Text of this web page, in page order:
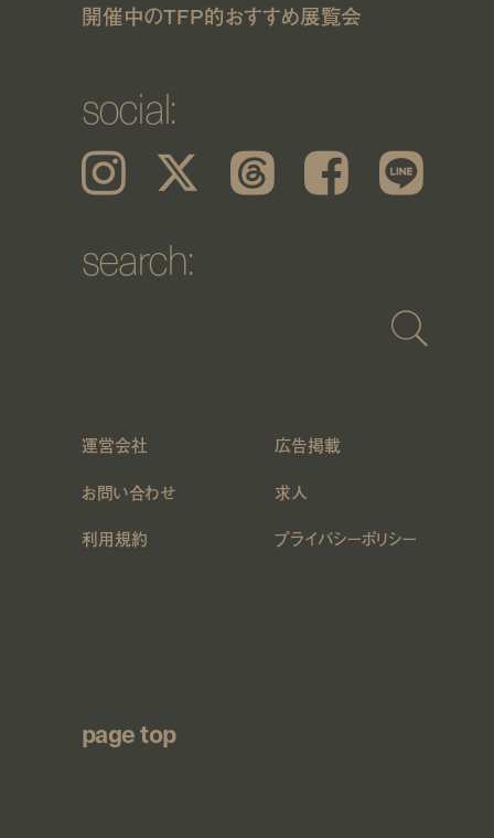
開催中のTFP的おすすめ展覧会
social:
Instagram 𝕏 Threads Facebook LINE
search:
運営会社
広告掲載
お問い合わせ
求人
利用規約 プライバシーポリシー
page top